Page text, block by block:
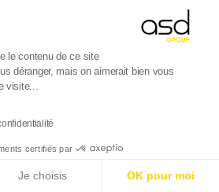
le contenu de ce site
déranger, mais on aimerait bien vous
visite...
certifiés par
Je choisis OK pour moi
Chipre?
a Croácia?*
a Dinamarca?
a Estónia?*
prepare-se!
Saiba mais